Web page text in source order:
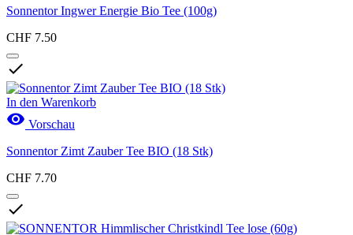
Sonnentor Ingwer Energie Bio Tee (100g)
CHF 7.50

In den Warenkorb
 Vorschau
Sonnentor Zimt Zauber Tee BIO (18 Stk)
CHF 7.70
